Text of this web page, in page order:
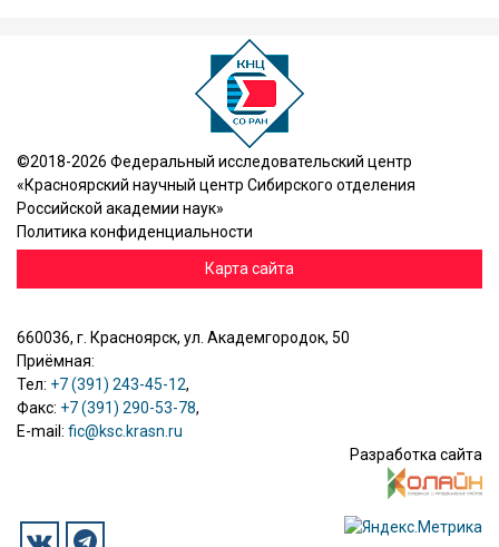
©2018-2026 Федеральный исследовательский центр
«Красноярский научный центр Сибирского отделения
Российской академии наук»
Политика конфиденциальности
Карта сайта
660036, г. Красноярск, ул. Академгородок, 50
Приёмная:
Тел: +7 (391) 243-45-12,
Факс: +7 (391) 290-53-78,
E-mail: fic@ksc.krasn.ru
Разработка сайта